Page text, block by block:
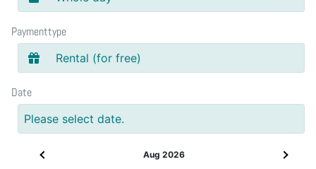
Paymenttype
Rental (for free)
Date
Please select date.
Aug 2026